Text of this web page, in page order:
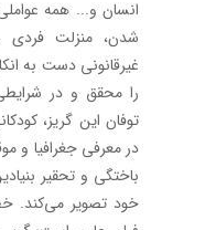
انسان و... همه
شدن، منزلت فردی
غیرقانونی دست به
را محقق و در شرایطی
توفان این گریز،
در معرفی جغرافیا و
باختگی و تحقیر
خود تصویر می‌کند.